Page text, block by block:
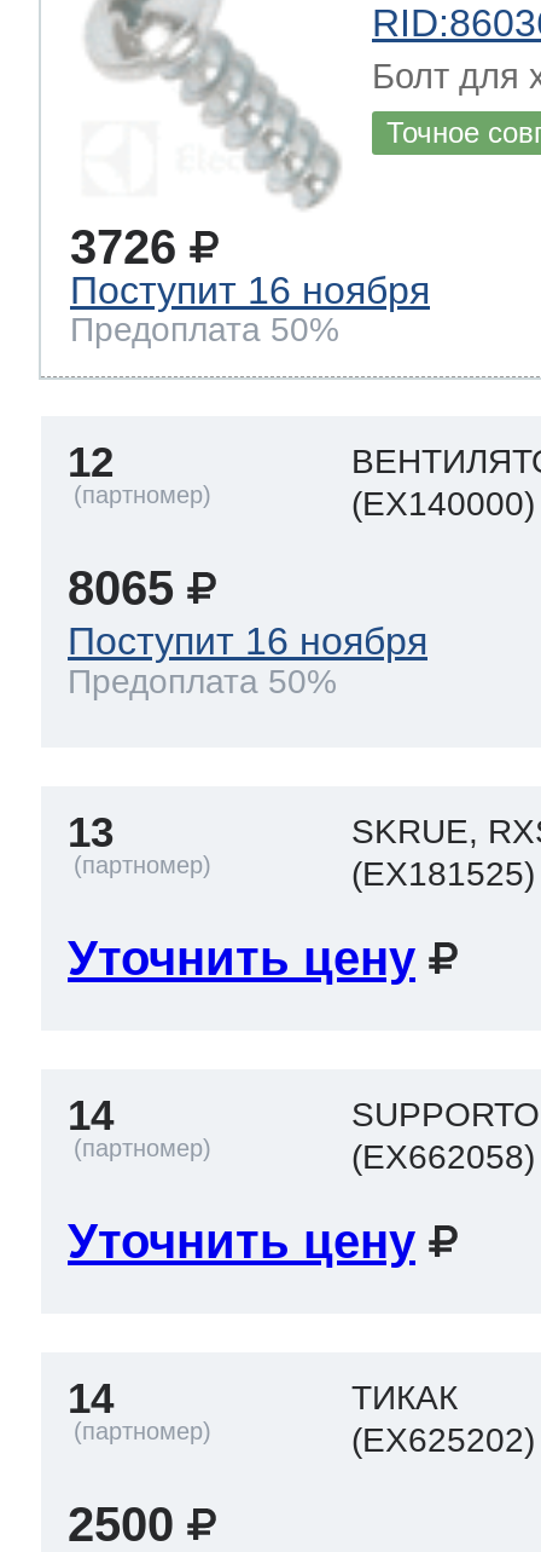
Болт для
Точное
3726
Поступит 16 ноября
Предоплата 50%
12
(EX140000)
8065
Поступит 16 ноября
Предоплата 50%
13
SKRUE,
(EX181525)
Уточнить цену
14
(EX662058)
Уточнить цену
14
ТИКАК
(EX625202)
2500